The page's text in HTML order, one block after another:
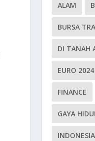
ALAM
BURSA
DI TANAH
EURO 2024
FINANCE
GAYA
INDONESIA